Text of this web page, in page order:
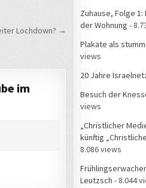
Lochdown? →
im
Zuhause, Folge
der Wohnung -
Plakate als
views
20 Jahre
Besuch der
views
„Christlicher
künftig
8.086 views
Leutzsch - 8.044